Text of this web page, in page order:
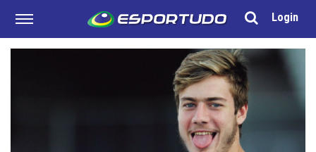
Login